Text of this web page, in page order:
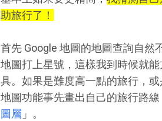
助旅行了！
首先 Google 地圖的地圖查詢自然
地圖打上星號，這樣我到時候就
具。如果是難度高一點的旅行，
地圖功能事先畫出自己的旅行路線
圖層 」。